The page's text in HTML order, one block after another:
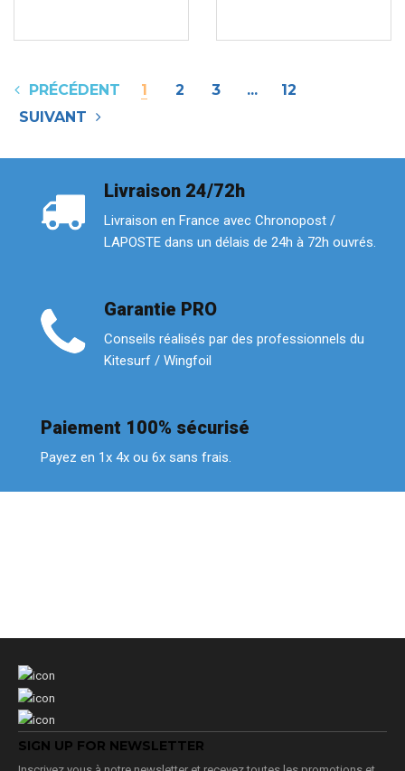
PRÉCÉDENT 1 2 3 ...
12
SUIVANT
Livraison 24/72h
Livraison en France avec Chronopost /
LAPOSTE dans un délais de 24h à 72h ouvrés.
Garantie PRO
Conseils réalisés par des professionnels du
Kitesurf / Wingfoil
Paiement 100% sécurisé
Payez en 1x 4x ou 6x sans frais.
SIGN UP FOR NEWSLETTER